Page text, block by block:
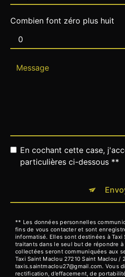
Combien font zéro plus huit
En cochant cette case,
particulières ci-dessous **
** Les données personnelles
fins de vous contacter et sont
informatisé. Elles sont destinées à
traitants dans le seul but de répondre
collectées seront communiquées aux
Taxi Saint Maclou 27210 Saint Maclou
taxis.saintmaclou27@gmail.com. Vous
rectification, d’effacement, de